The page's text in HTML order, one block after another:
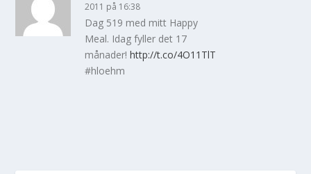
2011 på 16:38
Dag 519 med mitt Happy
Meal. Idag fyller det 17
månader!http://t.co/4O11TlT
#hloehm